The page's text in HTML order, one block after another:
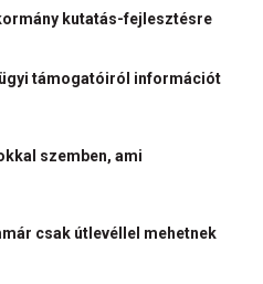
kutatás-fejlesztésre
támogatóiról információt
szemben, ami
csak útlevéllel mehetnek